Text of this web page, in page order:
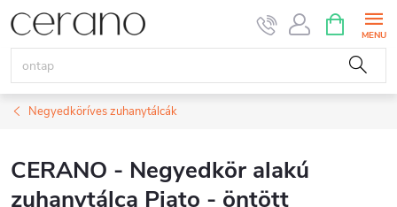
Ugrás
tartalomhoz
KOSÁR
Negyedköríves zuhanytálcák
CERANO - Negyedkör alakú
zuhanytálca Piato - öntött